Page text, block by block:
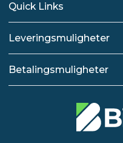
Quick Links
Leveringsmuligheter
Betalingsmuligheter